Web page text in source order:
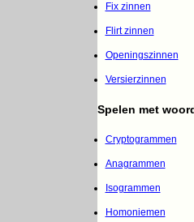
Fix zinnen
Flirt zinnen
Openingszinnen
Versierzinnen
Spelen met
Cryptogrammen
Anagrammen
Isogrammen
Homoniemen